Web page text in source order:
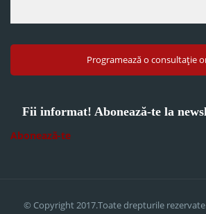
Programează o consultație
Fii informat! Abonează-te la
Abonează-te
© Copyright 2017.Toate drepturile